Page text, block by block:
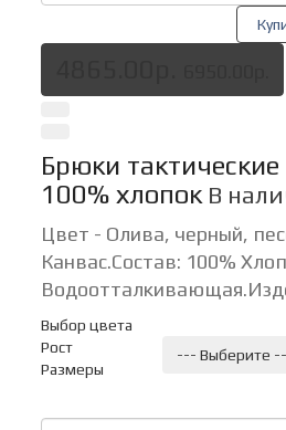
Брюки
100% хлопок В
Цвет - Олива, черный,
Канвас.Состав: 100%
Водоотталкивающая.
Выбор цвета
Рост
--- Выберите
Размеры